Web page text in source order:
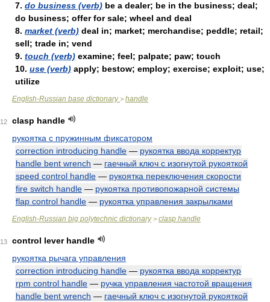
7. do business (verb) be a dealer; be in the business; deal;
do business; offer for sale; wheel and deal
8. market (verb) deal in; market; merchandise; peddle; retail;
sell; trade in; vend
9. touch (verb) examine; feel; palpate; paw; touch
10. use (verb) apply; bestow; employ; exercise; exploit; use;
utilize
English-Russian base dictionary> handle
12
clasp handle
рукоятка с пружинным фиксатором
correction introducing handle — рукоятка ввода корректур
handle bent wrench — гаечный ключ с изогнутой рукояткой
speed control handle — рукоятка переключения скорости
fire switch handle — рукоятка противопожарной системы
flap control handle — рукоятка управления закрылками
English-Russian big polytechnic dictionary> clasp handle
13
control lever handle
рукоятка рычага управления
correction introducing handle — рукоятка ввода корректур
rpm control handle — ручка управления частотой вращения
handle bent wrench — гаечный ключ с изогнутой рукояткой